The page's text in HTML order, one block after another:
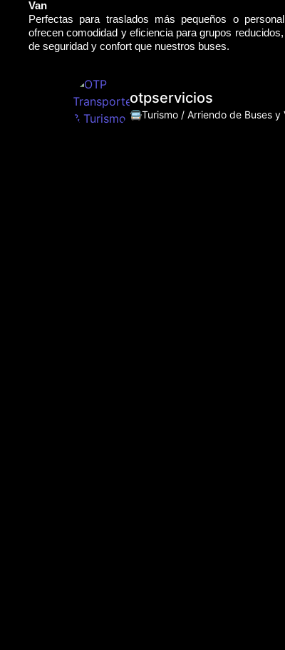
Van
Perfectas para traslados más pequeños o
ofrecen comodidad y eficiencia para grupos
de seguridad y confort que nuestros buses.
otpservicios
🚍Turismo / Arriendo de Buses y